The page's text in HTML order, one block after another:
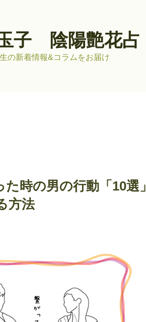
子 陰陽艶花占
の新着情報&コラムをお届け
時の男の行動「10選」
方法